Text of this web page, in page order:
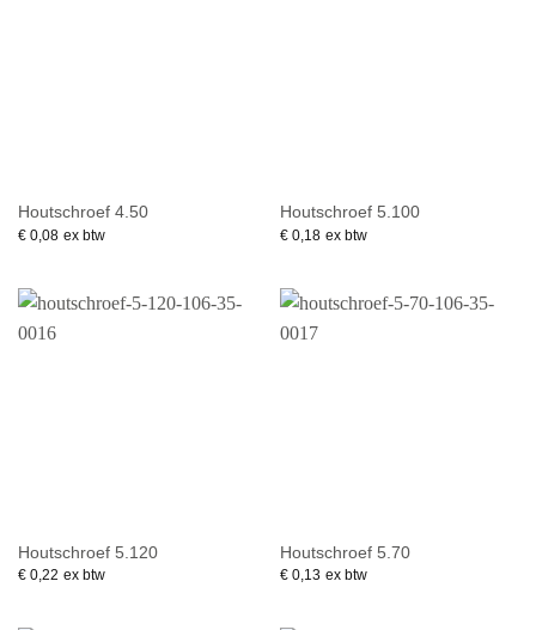
Houtschroef 4.50
€0,08 ex btw
Houtschroef 5.100
€0,18 ex btw
Houtschroef 5.120
€0,22 ex btw
Houtschroef 5.70
€0,13 ex btw